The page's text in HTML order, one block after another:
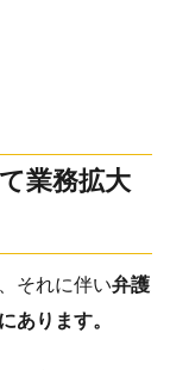
業務拡大
それに伴い弁護
あります。